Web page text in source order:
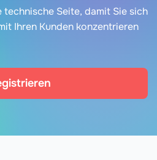
technische Seite, damit Sie sich
Ihren Kunden konzentrieren